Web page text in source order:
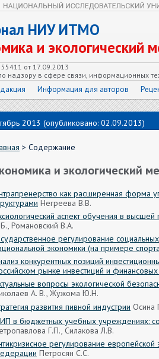
НИУ ИТМО
и экологический
от 17.09.2013
надзору в сфере связи, информационных
Информация для авторов
2013 (опубликовано: 02.09.2013)
> Содержание
и экологический
как расширенная форма
Негреева В.В.
аспект обучения в
Романовский В.А.
регулирование
экономики (на примере
конкурентных позиций
рынке инвестиций и финансовых
вопросы экологической
А. В., Жужома Ю.Н.
развития пивной индустрии Осина
в бюджетных учебных учреждениях:
Г.П., Силакова Л.В.
регулирование европейской
Петросян С.С.